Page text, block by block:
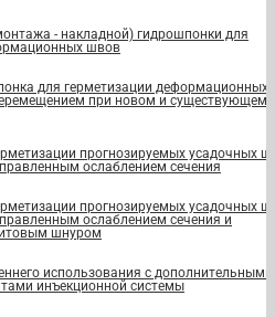
- накладной) гидрошпонки для
швов
для герметизации деформационных
при новом и существующем
прогнозируемых усадочных
ослаблением сечения
прогнозируемых усадочных
ослаблением сечения и
шнуром
использования с дополнительными
инъекционной системы